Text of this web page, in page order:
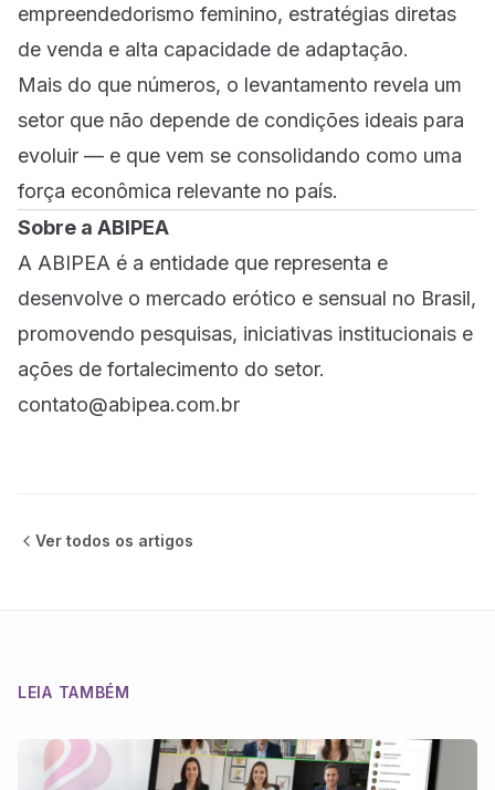
empreendedorismo feminino, estratégias diretas
de venda e alta capacidade de adaptação.
Mais do que números, o levantamento revela um
setor que não depende de condições ideais para
evoluir — e que vem se consolidando como uma
força econômica relevante no país.
Sobre a ABIPEA
A ABIPEA é a entidade que representa e
desenvolve o mercado erótico e sensual no Brasil,
promovendo pesquisas, iniciativas institucionais e
ações de fortalecimento do setor.
contato@abipea.com.br
Ver todos os artigos
LEIA TAMBÉM